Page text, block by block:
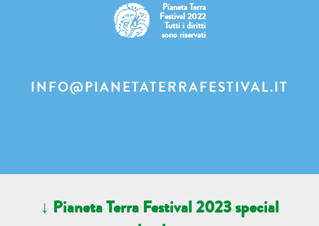
Pianeta Terra
Festival 2022
Tutti i diritti
sono riservati
INFO@PIANETATERRAFESTIVAL.IT
↓ Pianeta Terra Festival 2023 special